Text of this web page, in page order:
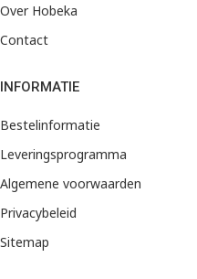
Over Hobeka
Contact
INFORMATIE
Bestelinformatie
Leveringsprogramma
Algemene voorwaarden
Privacybeleid
Sitemap